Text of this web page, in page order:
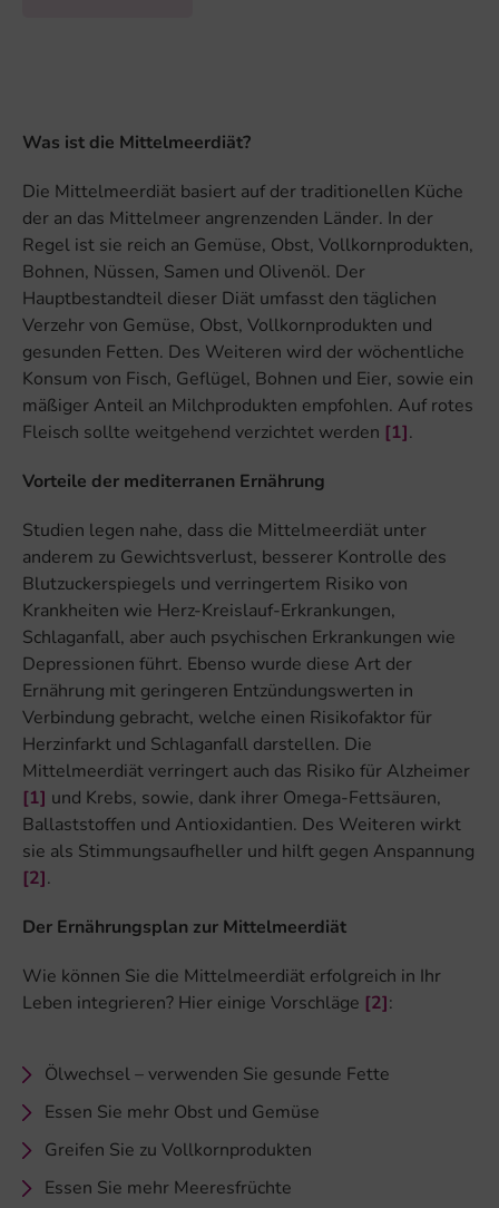
Was ist die Mittelmeerdiät?
Die Mittelmeerdiät basiert auf der traditionellen Küche
der an das Mittelmeer angrenzenden Länder. In der
Regel ist sie reich an Gemüse, Obst, Vollkornprodukten,
Bohnen, Nüssen, Samen und Olivenöl. Der
Hauptbestandteil dieser Diät umfasst den täglichen
Verzehr von Gemüse, Obst, Vollkornprodukten und
gesunden Fetten. Des Weiteren wird der wöchentliche
Konsum von Fisch, Geflügel, Bohnen und Eier, sowie ein
mäßiger Anteil an Milchprodukten empfohlen. Auf rotes
Fleisch sollte weitgehend verzichtet werden [1].
Vorteile der mediterranen Ernährung
Studien legen nahe, dass die Mittelmeerdiät unter
anderem zu Gewichtsverlust, besserer Kontrolle des
Blutzuckerspiegels und verringertem Risiko von
Krankheiten wie Herz-Kreislauf-Erkrankungen,
Schlaganfall, aber auch psychischen Erkrankungen wie
Depressionen führt. Ebenso wurde diese Art der
Ernährung mit geringeren Entzündungswerten in
Verbindung gebracht, welche einen Risikofaktor für
Herzinfarkt und Schlaganfall darstellen. Die
Mittelmeerdiät verringert auch das Risiko für Alzheimer
[1] und Krebs, sowie, dank ihrer Omega-Fettsäuren,
Ballaststoffen und Antioxidantien. Des Weiteren wirkt
sie als Stimmungsaufheller und hilft gegen Anspannung
[2].
Der Ernährungsplan zur Mittelmeerdiät
Wie können Sie die Mittelmeerdiät erfolgreich in Ihr
Leben integrieren? Hier einige Vorschläge [2]:
Ölwechsel – verwenden Sie gesunde Fette
Essen Sie mehr Obst und Gemüse
Greifen Sie zu Vollkornprodukten
Essen Sie mehr Meeresfrüchte